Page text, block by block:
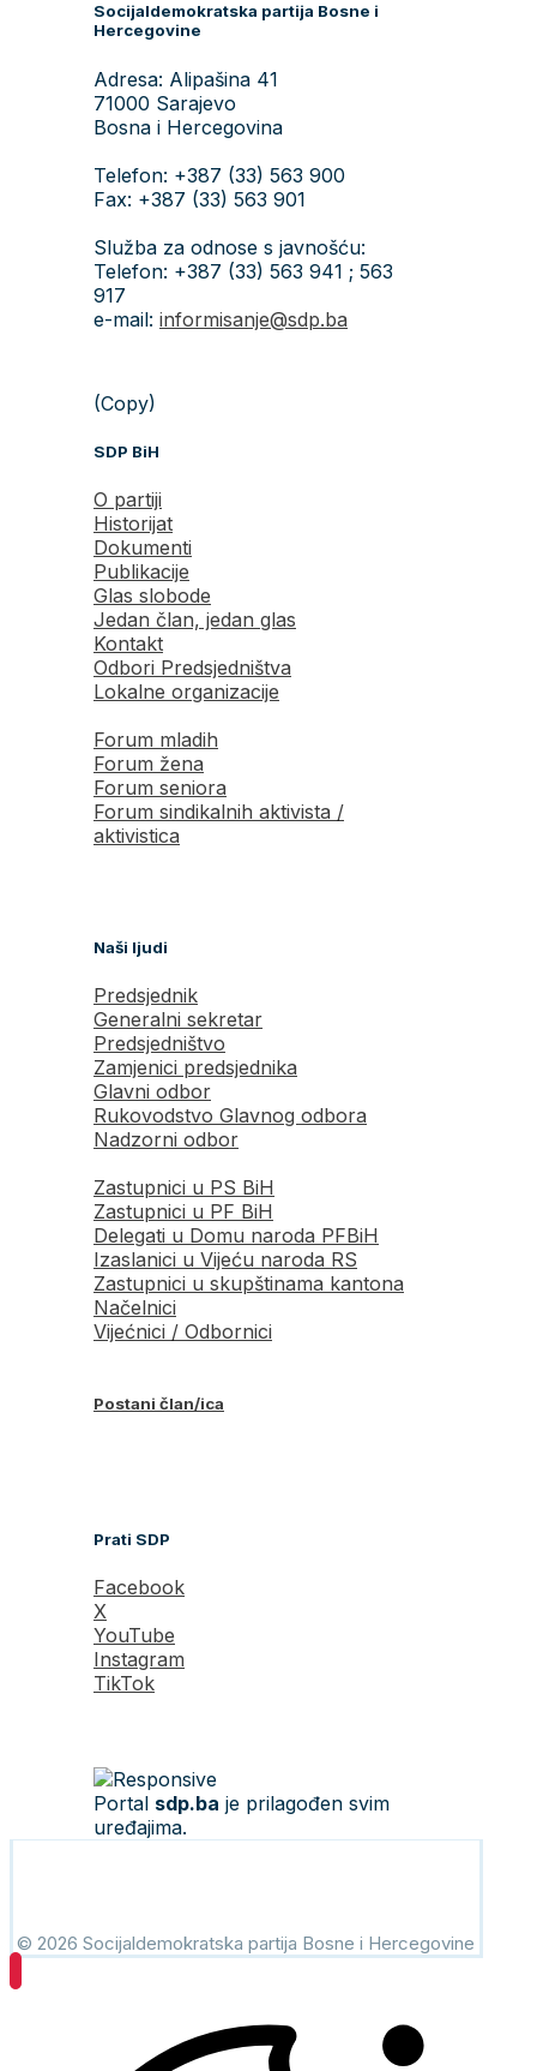
Socijaldemokratska partija Bosne i
Hercegovine
Adresa: Alipašina 41
71000 Sarajevo
Bosna i Hercegovina
Telefon: +387 (33) 563 900
Fax: +387 (33) 563 901
Služba za odnose s javnošću:
Telefon: +387 (33) 563 941 ; 563
917
e-mail: informisanje@sdp.ba
(Copy)
SDP BiH
O partiji
Historijat
Dokumenti
Publikacije
Glas slobode
Jedan član, jedan glas
Kontakt
Odbori Predsjedništva
Lokalne organizacije
Forum mladih
Forum žena
Forum seniora
Forum sindikalnih aktivista /
aktivistica
Naši ljudi
Predsjednik
Generalni sekretar
Predsjedništvo
Zamjenici predsjednika
Glavni odbor
Rukovodstvo Glavnog odbora
Nadzorni odbor
Zastupnici u PS BiH
Zastupnici u PF BiH
Delegati u Domu naroda PFBiH
Izaslanici u Vijeću naroda RS
Zastupnici u skupštinama kantona
Načelnici
Vijećnici / Odbornici
Postani član/ica
Prati SDP
Facebook
X
YouTube
Instagram
TikTok
Portal sdp.ba je prilagođen svim
uređajima.
© 2026 Socijaldemokratska partija Bosne i Hercegovine